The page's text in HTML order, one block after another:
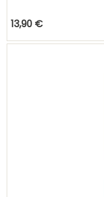
13,90 €